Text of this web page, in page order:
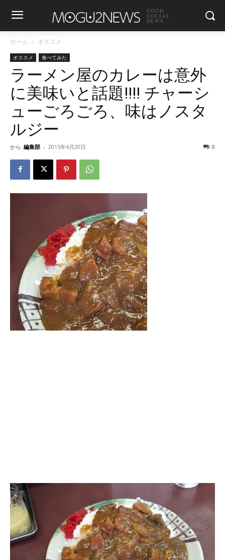
GOOD
SOCIAL
NEWS
ホーム オススメ
オススメ 食べてみた
ラーメン屋のカレーは意外
に美味いと話題!!!! チャーシ
ューごろごろ、味はノスタ
ルジー
から 編集部 - 2015年4月20日 0